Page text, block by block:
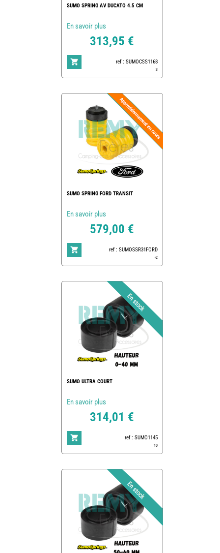
SUMO SPRING AV DUCATO 4.5 CM
En savoir plus
313,95 €
ref : SUMOCSS1168
3
SUMO SPRING FORD TRANSIT
En savoir plus
579,00 €
ref : SUMOSSR31FORD
-2
SUMO ULTRA COURT
En savoir plus
314,01 €
ref : SUMO1145
10